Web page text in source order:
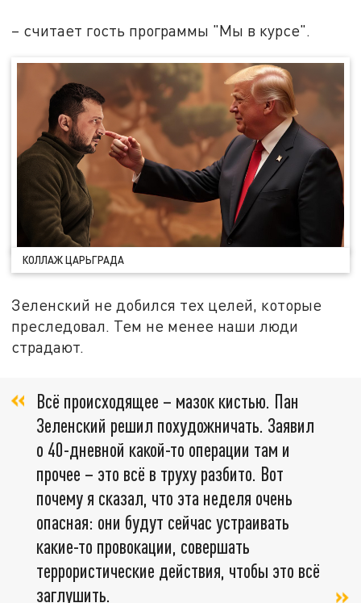
– считает гость программы "Мы в курсе".
КОЛЛАЖ ЦАРЬГРАДА
Зеленский не добился тех целей, которые
преследовал. Тем не менее наши люди
страдают.
Всё происходящее – мазок кистью. Пан
Зеленский решил похудожничать. Заявил
о 40-дневной какой-то операции там и
прочее – это всё в труху разбито. Вот
почему я сказал, что эта неделя очень
опасная: они будут сейчас устраивать
какие-то провокации, совершать
террористические действия, чтобы это всё
заглушить.